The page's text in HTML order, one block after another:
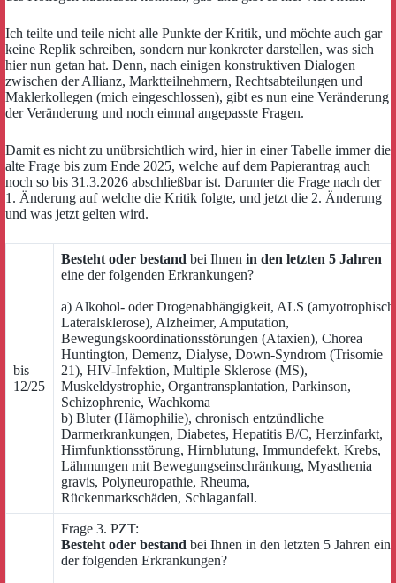
Ich teilte und teile nicht alle Punkte der Kritik, und möchte auch gar
keine Replik schreiben, sondern nur konkreter darstellen, was sich
hier nun getan hat. Denn, nach einigen konstruktiven Dialogen
zwischen der Allianz, Marktteilnehmern, Rechtsabteilungen und
Maklerkollegen (mich eingeschlossen), gibt es nun eine Veränderung
der Veränderung und noch einmal angepasste Fragen.
Damit es nicht zu unübrsichtlich wird, hier in einer Tabelle immer die
alte Frage bis zum Ende 2025, welche auf dem Papierantrag auch
noch so bis 31.3.2026 abschließbar ist. Darunter die Frage nach der
1. Änderung auf welche die Kritik folgte, und jetzt die 2. Änderung
und was jetzt gelten wird.
bis
12/25
Besteht oder bestand bei Ihnen in den letzten 5 Jahren
eine der folgenden Erkrankungen?
a) Alkohol- oder Drogenabhängigkeit, ALS
Lateralsklerose), Alzheimer, Amputation,
Bewegungskoordinationsstörungen (Ataxien), Chorea
Huntington, Demenz, Dialyse, Down-Syndrom (Trisomie
21), HIV-Infektion, Multiple Sklerose (MS),
Muskeldystrophie, Organtransplantation, Parkinson,
Schizophrenie, Wachkoma
b) Bluter (Hämophilie), chronisch entzündliche
Darmerkrankungen, Diabetes, Hepatitis B/C, Herzinfarkt,
Hirnfunktionsstörung, Hirnblutung, Immundefekt, Krebs,
Lähmungen mit Bewegungseinschränkung, Myasthenia
gravis, Polyneuropathie, Rheuma,
Rückenmarkschäden, Schlaganfall.
Frage 3. PZT:
Besteht oder bestand bei Ihnen in den letzten 5 Jahren eine
der folgenden Erkrankungen?